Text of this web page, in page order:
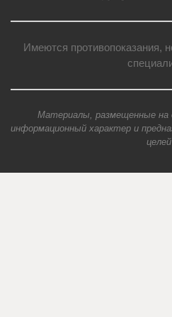
Имеются противопоказания,
Материалы, размещенные на
информационный характер и
целей